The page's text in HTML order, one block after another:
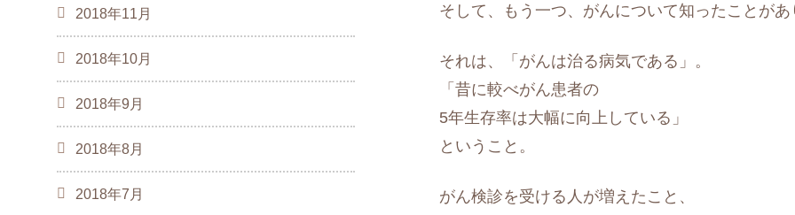
そして、もう一つ、がんについて知ったことがあ
それは、「がんは治る病気である」。
「昔に較べがん患者の
5年生存率は大幅に向上している」
ということ。
がん検診を受ける人が増えたこと、
2018年11月
2018年10月
2018年9月
2018年8月
2018年7月